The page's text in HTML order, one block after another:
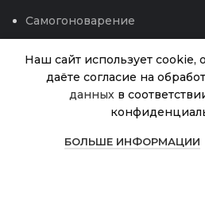
Самогоноварение
Средства защиты ,
вредителей
Теплицы и парники
Техника для сада
Наш сайт использует cookie,
даёте согласие на
данных в
БОЛЬШЕ ИНФОРМАЦИИ
Тюльпан Ниигата
Магазин Избранное